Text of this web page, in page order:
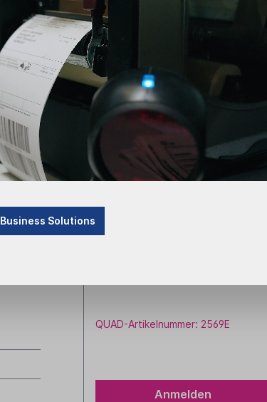
QUAD-Artikelnummer: 2569E
Anmelden
Business Solutions